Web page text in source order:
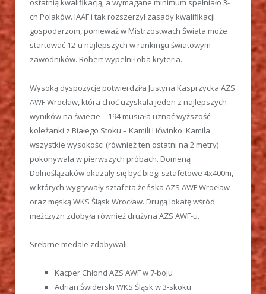
ostatnią kwalifikacją, a wymagane minimum spełniało 3-
ch Polaków. IAAF i tak rozszerzył zasady kwalifikacji
gospodarzom, ponieważ w Mistrzostwach Świata może
startować 12-u najlepszych w rankingu światowym
zawodników. Robert wypełnił oba kryteria.
Wysoką dyspozycję potwierdziła Justyna Kasprzycka AZS
AWF Wrocław, która choć uzyskała jeden z najlepszych
wyników na świecie – 194 musiała uznać wyższość
koleżanki z Białego Stoku – Kamili Lićwinko. Kamila
wszystkie wysokości (również ten ostatni na 2 metry)
pokonywała w pierwszych próbach. Domeną
Dolnoślązaków okazały się być biegi sztafetowe 4x400m,
w których wygrywały sztafeta żeńska AZS AWF Wrocław
oraz męską WKS Śląsk Wrocław. Drugą lokatę wśród
mężczyzn zdobyła również drużyna AZS AWF-u.
Srebrne medale zdobywali:
Kacper Chłond AZS AWF w 7-boju
Adrian Świderski WKS Śląsk w 3-skoku